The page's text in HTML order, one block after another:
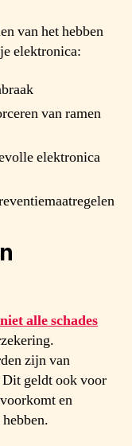
van het hebben
elektronica:
van ramen
elektronica
niet alle schades
zijn van
geldt ook voor
en